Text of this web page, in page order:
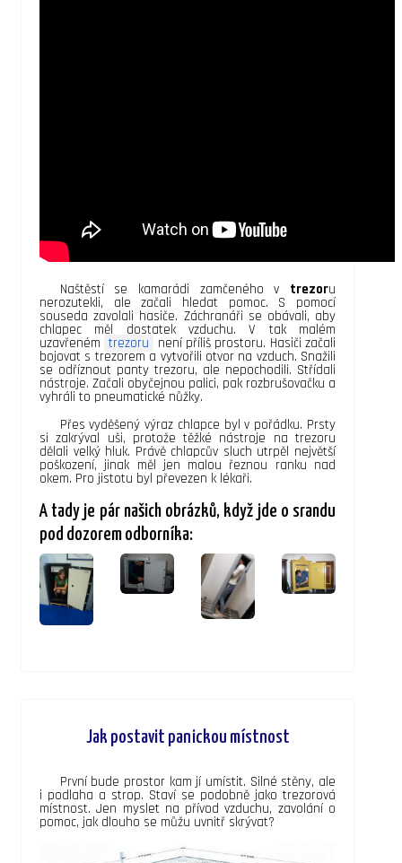
Naštěstí se kamarádi zamčeného v trezoru
nerozutekli, ale začali hledat pomoc. S pomocí
souseda zavolali hasiče. Záchranáři se obávali, aby
chlapec měl dostatek vzduchu. V tak malém
uzavřeném trezoru není příliš prostoru. Hasiči začali
bojovat s trezorem a vytvořili otvor na vzduch. Snažili
se odříznout panty trezoru, ale nepochodili. Střídali
nástroje. Začali obyčejnou palici, pak rozbrušovačku a
vyhráli to pneumatické nůžky.
Přes vyděšený výraz chlapce byl v pořádku. Prsty
si zakrýval uši, protože těžké nástroje na trezoru
dělali velký hluk. Právě chlapcův sluch utrpěl největší
poškození, jinak měl jen malou řeznou ranku nad
okem. Pro jistotu byl převezen k lékaři.
A tady je pár našich obrázků, když jde o srandu
pod dozorem odborníka:
Jak postavit panickou místnost
První bude prostor kam jí umístit. Silné stěny, ale
i podlaha a strop. Staví se podobně jako trezorová
místnost. Jen myslet na přívod vzduchu, zavolání o
pomoc, jak dlouho se můžu uvnitř skrývat?